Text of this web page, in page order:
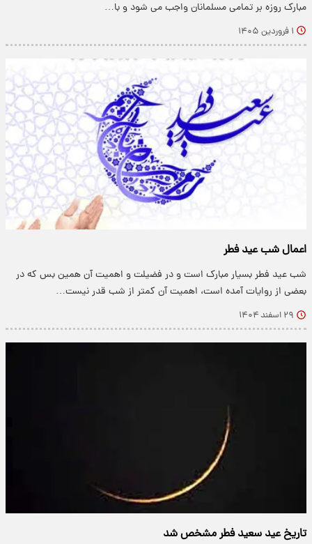
مبارک روزه بر تمامی مسلمانان واجب می شود و با…
۱ فروردین ۱۴۰۵
اعمال شب عید فطر
شب‌ عید فطر بسیار مبارک است و در فضیلت و اهمیت آن همین بس که در
بعضی از روایات آمده است، اهمیت آن کمتر از شب قدر نیست…
۲۹ اسفند ۱۴۰۴
تاریخ عید سعید فطر مشخص شد